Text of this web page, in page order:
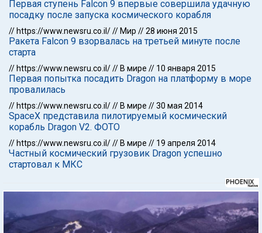
Первая ступень Falcon 9 впервые совершила удачную
посадку после запуска космического корабля
// https://www.newsru.co.il/// Мир //28 июня 2015
Ракета Falcon 9 взорвалась на третьей минуте после
старта
// https://www.newsru.co.il/// В мире // 10 января 2015
Первая попытка посадить Dragon на платформу в море
провалилась
// https://www.newsru.co.il/// В мире //30 мая 2014
SpaceX представила пилотируемый космический
корабль Dragon V2. ФОТО
// https://www.newsru.co.il/// В мире // 19 апреля 2014
Частный космический грузовик Dragon успешно
стартовал к МКС